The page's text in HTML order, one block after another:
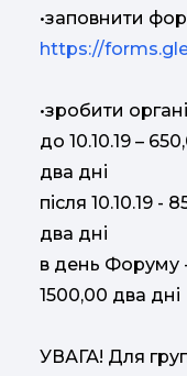
•заповнити
https://
•зробити
до 10.10.19 –
два дні
після 10.10.19
два дні
в день Форуму
1500,00 два дні
УВАГА! Для